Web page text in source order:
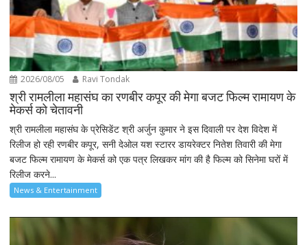
2026/08/05 Ravi Tondak
श्री रामलीला महासंघ का रणबीर कपूर की मेगा बजट फिल्म रामायण के
मेकर्स को चेतावनी
श्री रामलीला महासंघ के प्रेसिडेंट श्री अर्जुन कुमार ने इस दिवाली पर देश विदेश में
रिलीज हो रही रणबीर कपूर, सनी देओल यश स्टारर डायरेक्टर नितेश तिवारी की मेगा
बजट फिल्म रामायण के मेकर्स को एक पत्र लिखकर मांग की है फिल्म को सिनेमा घरों में
रिलीज करने...
News & Entertainment